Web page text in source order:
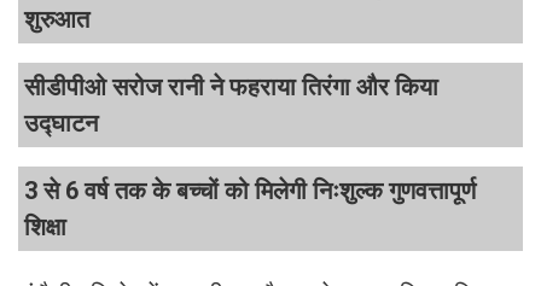
शुरुआत
सीडीपीओ सरोज रानी ने फहराया तिरंगा और किया
उद्घाटन
3 से 6 वर्ष तक के बच्चों को मिलेगी निःशुल्क गुणवत्तापूर्ण
शिक्षा